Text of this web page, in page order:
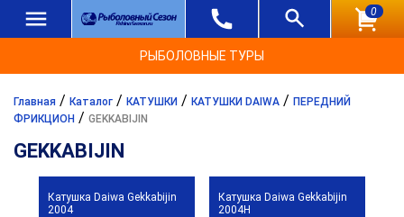
0
РЫБОЛОВНЫЕ ТУРЫ
Главная / Каталог / КАТУШКИ / КАТУШКИ DAIWA / ПЕРЕДНИЙ
ФРИКЦИОН / GEKKABIJIN
GEKKABIJIN
Катушка Daiwa Gekkabijin
2004
Катушка Daiwa Gekkabijin
2004H